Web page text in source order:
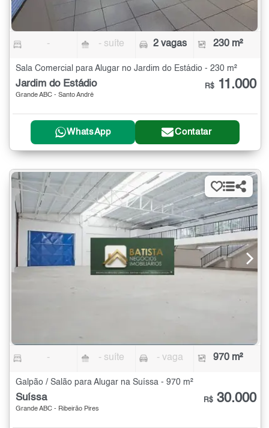
- - suíte 2 vagas 230 m²
Sala Comercial para Alugar no Jardim do Estádio - 230 m²
Jardim do Estádio
Grande ABC - Santo André
R$ 11.000
WhatsApp Contatar
- - suíte - vaga 970 m²
Galpão / Salão para Alugar na Suíssa - 970 m²
Suíssa
Grande ABC - Ribeirão Pires
R$ 30.000